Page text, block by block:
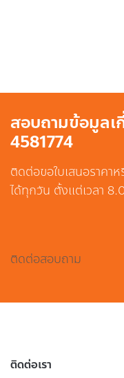
สอบถามข้อมูล
4581774
ติดต่อขอใบเสนอราคาห
ได้ทุกวัน ตั้งแต่เวลา
ติดต่อสอบถาม
ติดต่อเรา